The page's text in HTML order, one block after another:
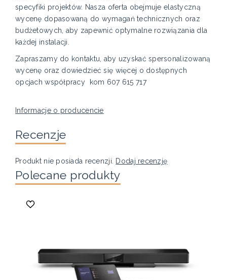
specyfiki projektów. Nasza oferta obejmuje elastyczną
wycenę dopasowaną do wymagań technicznych oraz
budżetowych, aby zapewnić optymalne rozwiązania dla
każdej instalacji.
Zapraszamy do kontaktu, aby uzyskać spersonalizowaną
wycenę oraz dowiedzieć się więcej o dostępnych
opcjach współpracy kom 607 615 717
Informacje o producencie
Recenzje
Produkt nie posiada recenzji. Dodaj recenzję
Polecane produkty